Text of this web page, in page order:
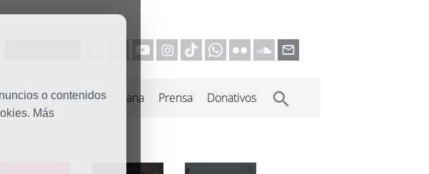
o contenidos
Más
Familia Dominicana Prensa Donativos